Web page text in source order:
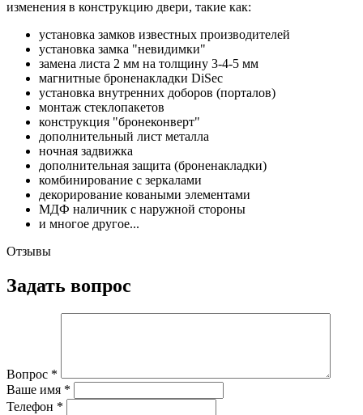
изменения в конструкцию двери, такие как:
установка замков известных производителей
установка замка "невидимки"
замена листа 2 мм на толщину 3-4-5 мм
магнитные броненакладки DiSec
установка внутренних доборов (порталов)
монтаж стеклопакетов
конструкция "бронеконверт"
дополнительный лист металла
ночная задвижка
дополнительная защита (броненакладки)
комбинирование с зеркалами
декорирование коваными элементами
МДФ наличник с наружной стороны
и многое другое...
Отзывы
Задать вопрос
Вопрос *
Ваше имя *
Телефон *